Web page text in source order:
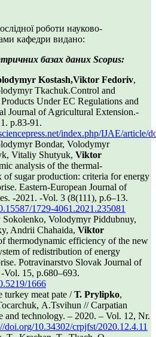
роботи науково-
кафедри видано:
базах даних Scopus:
Kostash,Viktor Fedoriv,
Tkachuk.Control and
Under EC Regulations and
Journal of Agricultural Extension.-
p.83-91.
index.php/IJAE/article/
Bondar, Volodymyr
Vitaliy Shutyuk, Viktor
analysis of the thermal-
of sugar production: criteria for energy
Eastern-European Journal of
-2021. -Vol. 3 (8(111), р.6–13.
1729-4061.2021.235081
Volodymyr Piddubnuy,
Andrii Chahaida, Viktor
thermodynamic efficiency of the new
of redistribution of energy
Potravinarstvo Slovak Journal of
Vol. 15, р.680–693.
1666
turkey meat pate /Т. Prylipko,
А.Tsvihun // Carpatian
and technology. ‒ 2020. ‒ Vol. 12, Nr.
doi.org/10.34302/crpjfst/2020.12.4.11